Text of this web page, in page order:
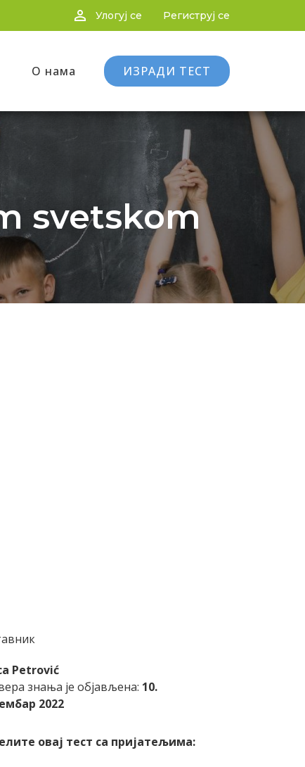
person_outline Улогуј се Региструј се
О нама ИЗРАДИ ТЕСТ
svetskom
Petrović
знања је објављена: 10.
2022
овај тест са пријатељима: